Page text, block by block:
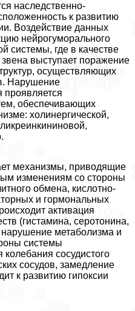
наследственно-
к развитию
Воздействие данных
нейрогумopaльного
системы, где в качестве
звена выступает поражение
осуществляющих
Нарушение
проявляется
обеспечивающих
холинергической,
механизмы, приводящие
изменениям со стороны
обмена, кислотно-
и гормональных
активация
(гистамина, серотонина,
метаболизма и
системы
сосудистого
сосудов, замедление
к развитию гипоксии